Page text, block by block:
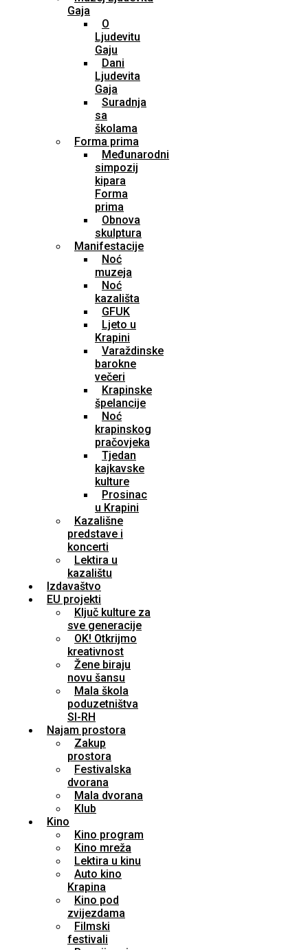
Gaja
O
Ljudevitu
Gaju
Dani
Ljudevita
Gaja
Suradnja
sa
školama
Forma prima
Međunarodni
simpozij
kipara
Forma
prima
Obnova
skulptura
Manifestacije
Noć
muzeja
Noć
kazališta
GFUK
Ljeto u
Krapini
Varaždinske
barokne
večeri
Krapinske
špelancije
Noć
krapinskog
pračovjeka
Tjedan
kajkavske
kulture
Prosinac
u Krapini
Kazališne
predstave i
koncerti
Lektira u
kazalištu
Izdavaštvo
EU projekti
Ključ kulture za
sve generacije
OK! Otkrijmo
kreativnost
Žene biraju
novu šansu
Mala škola
poduzetništva
SI-RH
Najam prostora
Zakup
prostora
Festivalska
dvorana
Mala dvorana
Klub
Kino
Kino program
Kino mreža
Lektira u kinu
Auto kino
Krapina
Kino pod
zvijezdama
Filmski
festivali